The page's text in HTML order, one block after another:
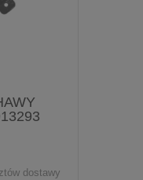
dostawy